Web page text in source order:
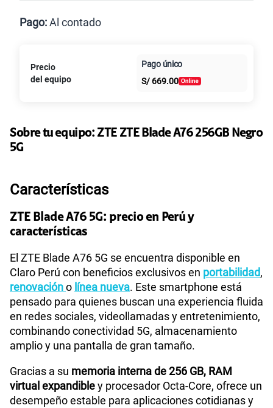
Postpago
Pago:Al contado
Al contado Cuotas Claro
intereses
Precio
del equipo
Pago único
S/ 669.00
Sobre tu equipo: ZTE ZTE Blade A76 256GB Negro
5G
Características
ZTE Blade A76 5G: precio en Perú y
características
El ZTE Blade A76 5G se encuentra disponible en
Claro Perú con beneficios exclusivos en portabilidad,
renovacióno línea nueva. Este smartphone está
pensado para quienes buscan una experiencia fluida
en redes sociales, videollamadas y entretenimiento,
combinando conectividad 5G, almacenamiento
amplio y una pantalla de gran tamaño.
Gracias a su memoria interna de 256 GB, RAM
virtual expandibley procesador Octa-Core, ofrece un
desempeño estable para aplicaciones cotidianas y